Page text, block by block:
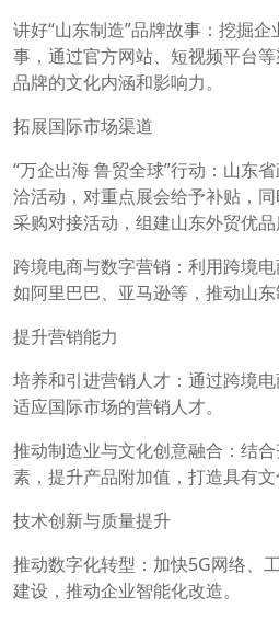
讲好“山东制造”品牌故事：挖掘
事，通过官方网站、短视频平台
品牌的文化内涵和影响力。
拓展国际市场渠道
“万企出海 鲁贸全球”行动：山东
洽活动，对重点展会给予补贴，
采购对接活动，组建山东外贸优品
跨境电商与数字营销：利用跨境
如阿里巴巴、亚马逊等，推动山东
提升营销能力
培养和引进营销人才：通过跨境
适应国际市场的营销人才。
推动制造业与文化创意融合：结
素，提升产品附加值，打造具有文
技术创新与质量提升
推动数字化转型：加快5G网络、
建设，推动企业智能化改造。